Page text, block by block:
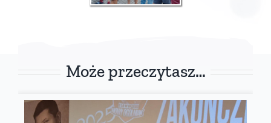
Może przeczytasz…